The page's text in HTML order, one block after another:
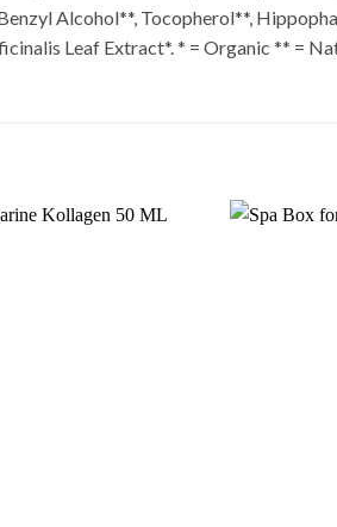
Alcohol**, Tocopherol**,
Leaf Extract*. * = Organic ** =